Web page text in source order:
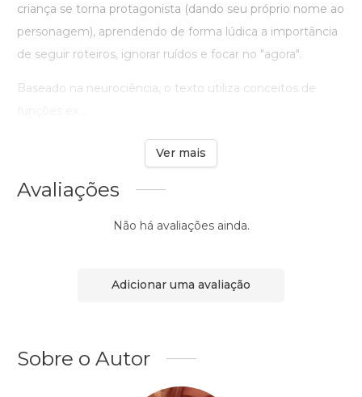
criança se torna protagonista (dando seu próprio nome ao
personagem), aprendendo de forma lúdica a importância
de seguir roteiros, ignorar ruídos e focar no "agora".
Baseado na neurociência, o texto utiliza conceitos de
Ver mais
Avaliações
Não há avaliações ainda.
Adicionar uma avaliação
Sobre o Autor